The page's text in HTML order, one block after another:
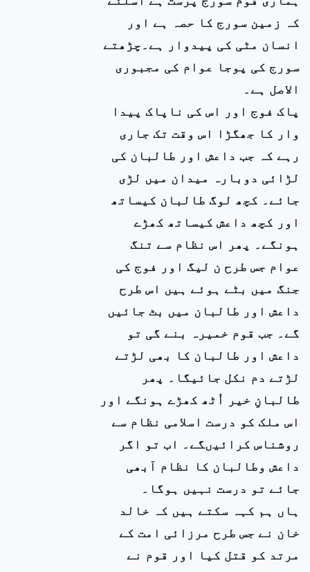
کہ زمین سورج کا حصہ ہے اور
انسان مٹی کی پیدوار ہے۔چڑھتے
سورج کی پوجا عوام کی مجبوری
الاصل ہے۔
پاک فوج اور اس کی ناپاک پیدا
وار کا جھگڑا اس وقت تک جاری
رہے کہ جب داعش اور طالبان کی
لڑائی دوبارہ میدان میں لڑی
جائے۔ کچھ لوگ طالبان کیساتھ
اور کچھ داعش کیساتھ کھڑے
ہونگے۔ پھر اس نظام سے تنگ
عوام جس طرح ن لیگ اور فوج کی
جنگ میں بٹے ہوئے ہیں اس طرح
داعش اور طالبان میں بٹ جائیں
گے۔ جب قوم خمیرہ بنے گی تو
داعش اور طالبان کا بھی لڑتے
لڑتے دم نکل جائیگا۔ پھر
طالبانِ خیر اُٹھ کھڑے ہونگے اور
اس ملک کو درست اسلامی نظام سے
روشناس کرائیںگے۔ اب تو اگر
داعش وطالبان کا نظام آبھی
جائے تو درست نہیں ہوگا۔
ہاں ہم کہہ سکتے ہیں کہ خالد
خان نے جس طرح مرزائی امت کے
مرتد کو قتل کیا اور قوم نے